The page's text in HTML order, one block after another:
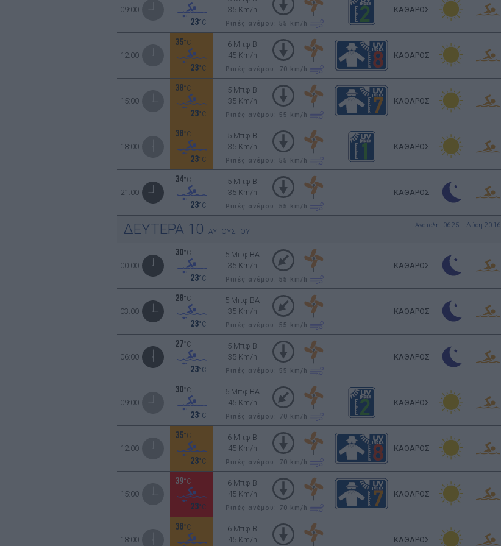
09:00
23°C
35 Km/h
Ριπές ανέμου: 55 km/h
ΚΑΘΑΡΟΣ
12:00
35°C
23°C
6 Μπφ B
45 Km/h
Ριπές ανέμου: 70 km/h
ΚΑΘΑΡΟΣ
15:00
38°C
23°C
5 Μπφ B
35 Km/h
Ριπές ανέμου: 55 km/h
ΚΑΘΑΡΟΣ
18:00
38°C
23°C
5 Μπφ B
35 Km/h
Ριπές ανέμου: 55 km/h
ΚΑΘΑΡΟΣ
21:00
34°C
23°C
5 Μπφ B
35 Km/h
Ριπές ανέμου: 55 km/h
ΚΑΘΑΡΟΣ
ΔΕΥΤΕΡΑ 10 ΑΥΓΟΥΣΤΟΥ
Ανατολή: 06:25 - Δύση 20:16
00:00
30°C
23°C
5 Μπφ BA
35 Km/h
Ριπές ανέμου: 55 km/h
ΚΑΘΑΡΟΣ
03:00
28°C
23°C
5 Μπφ BA
35 Km/h
Ριπές ανέμου: 55 km/h
ΚΑΘΑΡΟΣ
06:00
27°C
23°C
5 Μπφ B
35 Km/h
Ριπές ανέμου: 55 km/h
ΚΑΘΑΡΟΣ
09:00
30°C
23°C
6 Μπφ BA
45 Km/h
Ριπές ανέμου: 70 km/h
ΚΑΘΑΡΟΣ
12:00
35°C
23°C
6 Μπφ B
45 Km/h
Ριπές ανέμου: 70 km/h
ΚΑΘΑΡΟΣ
15:00
39°C
23°C
6 Μπφ B
45 Km/h
Ριπές ανέμου: 70 km/h
ΚΑΘΑΡΟΣ
18:00
38°C
6 Μπφ B
45 Km/h
ΚΑΘΑΡΟΣ